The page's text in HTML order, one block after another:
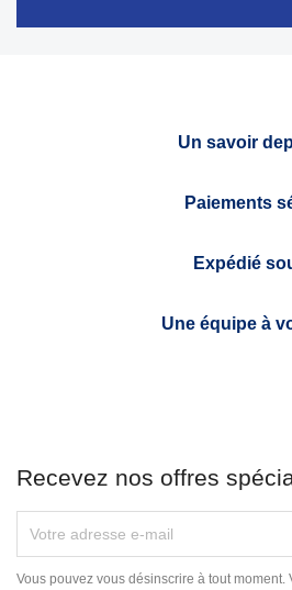
Un savoir
Paiements
Expédié
Une équipe à
Recevez nos offres
Vous pouvez vous désinscrire à tout moment.